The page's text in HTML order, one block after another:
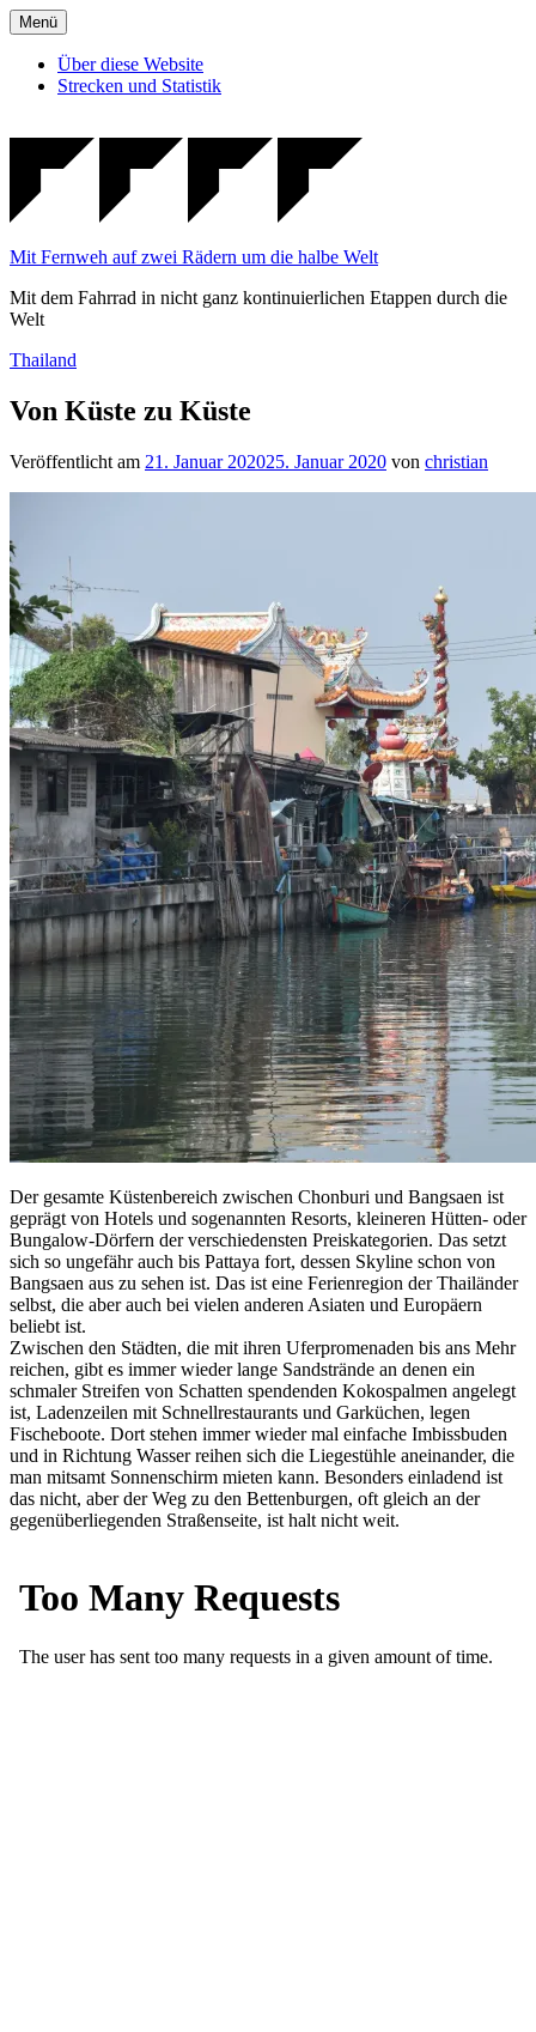
Zum
Inhalt
springen
Menü
Über diese Website
Strecken und Statistik
Mit Fernweh auf zwei Rädern um die halbe Welt
Mit dem Fahrrad in nicht ganz kontinuierlichen Etappen durch die
Welt
Veröffentlicht
Thailand
Von Küste zu Küste
Veröffentlicht am 21. Januar 202025. Januar 2020 von christian
Der gesamte Küstenbereich zwischen Chonburi und Bangsaen ist
geprägt von Hotels und sogenannten Resorts, kleineren Hütten- oder
Bungalow-Dörfern der verschiedensten Preiskategorien. Das setzt
sich so ungefähr auch bis Pattaya fort, dessen Skyline schon von
Bangsaen aus zu sehen ist. Das ist eine Ferienregion der Thailänder
selbst, die aber auch bei vielen anderen Asiaten und Europäern
beliebt ist.
Zwischen den Städten, die mit ihren Uferpromenaden bis ans Mehr
reichen, gibt es immer wieder lange Sandstrände an denen ein
schmaler Streifen von Schatten spendenden Kokospalmen angelegt
ist, Ladenzeilen mit Schnellrestaurants und Garküchen, legen
Fischeboote. Dort stehen immer wieder mal einfache Imbissbuden
und in Richtung Wasser reihen sich die Liegestühle aneinander, die
man mitsamt Sonnenschirm mieten kann. Besonders einladend ist
das nicht, aber der Weg zu den Bettenburgen, oft gleich an der
gegenüberliegenden Straßenseite, ist halt nicht weit.